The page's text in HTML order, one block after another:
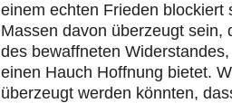
einem echten Frieden
Massen davon überzeugt sein,
des bewaffneten
einen Hauch Hoffnung bietet.
überzeugt werden könnten,